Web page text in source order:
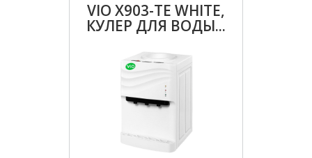
VIO Х903-TЕ WHITE,
КУЛЕР ДЛЯ ВОДЫ...